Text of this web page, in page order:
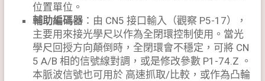
位置單位。
輔助編碼器：由 CN5 接口輸入（觀察 P5-17），
主要用來接光學尺以作為全閉環控制使用。當光
學尺回授方向顛倒時，全閉環會不穩定，可將 CN
5 A/B 相的信號線對調，或是修改參數 P1-74.Z 。
本脈波信號也可用於 高速抓取/比較，或作為凸輪